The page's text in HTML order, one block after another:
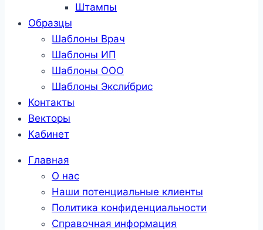
Штампы
Образцы
Шаблоны Врач
Шаблоны ИП
Шаблоны ООО
Шаблоны Эксли́брис
Контакты
Векторы
Кабинет
Главная
О нас
Наши потенциальные клиенты
Политика конфиденциальности
Справочная информация